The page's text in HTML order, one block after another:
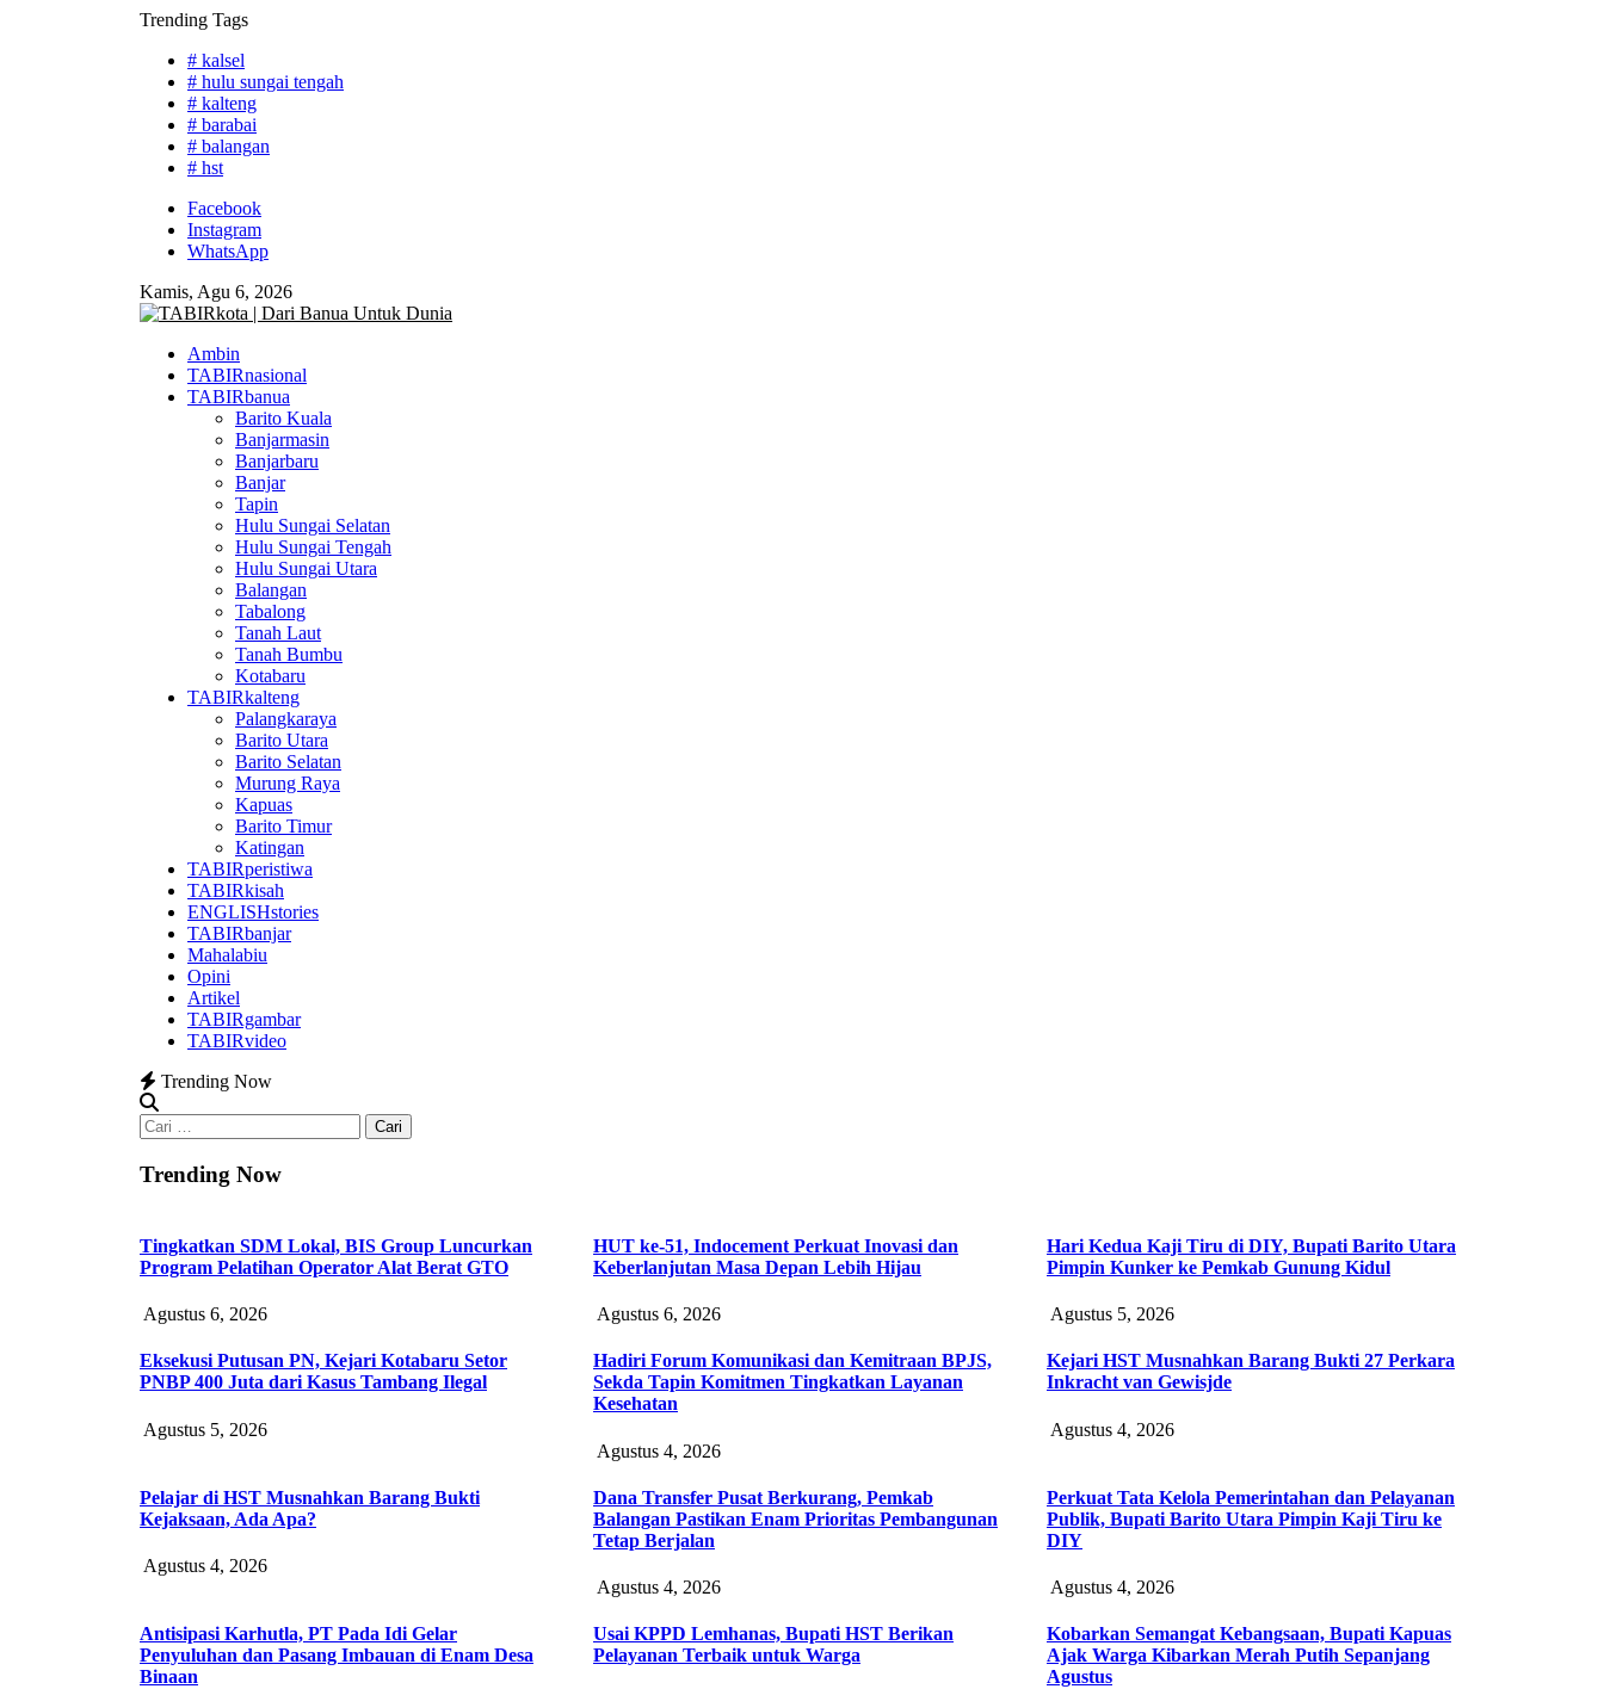
Trending Tags
# kalsel
# hulu sungai tengah
# kalteng
# barabai
# balangan
# hst
Facebook
Instagram
WhatsApp
Kamis, Agu 6, 2026
Ambin
TABIRnasional
TABIRbanua
Barito Kuala
Banjarmasin
Banjarbaru
Banjar
Tapin
Hulu Sungai Selatan
Hulu Sungai Tengah
Hulu Sungai Utara
Balangan
Tabalong
Tanah Laut
Tanah Bumbu
Kotabaru
TABIRkalteng
Palangkaraya
Barito Utara
Barito Selatan
Murung Raya
Kapuas
Barito Timur
Katingan
TABIRperistiwa
TABIRkisah
ENGLISHstories
TABIRbanjar
Mahalabiu
Opini
Artikel
TABIRgambar
TABIRvideo
Trending Now
Cari
untuk:
Trending Now
Tingkatkan SDM Lokal, BIS Group Luncurkan
Program Pelatihan Operator Alat Berat GTO
Agustus 6, 2026
HUT ke-51, Indocement Perkuat Inovasi dan
Keberlanjutan Masa Depan Lebih Hijau
Agustus 6, 2026
Hari Kedua Kaji Tiru di DIY, Bupati Barito Utara
Pimpin Kunker ke Pemkab Gunung Kidul
Agustus 5, 2026
Eksekusi Putusan PN, Kejari Kotabaru Setor
PNBP 400 Juta dari Kasus Tambang Ilegal
Agustus 5, 2026
Hadiri Forum Komunikasi dan Kemitraan BPJS,
Sekda Tapin Komitmen Tingkatkan Layanan
Kesehatan
Agustus 4, 2026
Kejari HST Musnahkan Barang Bukti 27 Perkara
Inkracht van Gewisjde
Agustus 4, 2026
Pelajar di HST Musnahkan Barang Bukti
Kejaksaan, Ada Apa?
Agustus 4, 2026
Dana Transfer Pusat Berkurang, Pemkab
Balangan Pastikan Enam Prioritas Pembangunan
Tetap Berjalan
Agustus 4, 2026
Perkuat Tata Kelola Pemerintahan dan Pelayanan
Publik, Bupati Barito Utara Pimpin Kaji Tiru ke
DIY
Agustus 4, 2026
Antisipasi Karhutla, PT Pada Idi Gelar
Penyuluhan dan Pasang Imbauan di Enam Desa
Binaan
Usai KPPD Lemhanas, Bupati HST Berikan
Pelayanan Terbaik untuk Warga
Kobarkan Semangat Kebangsaan, Bupati Kapuas
Ajak Warga Kibarkan Merah Putih Sepanjang
Agustus